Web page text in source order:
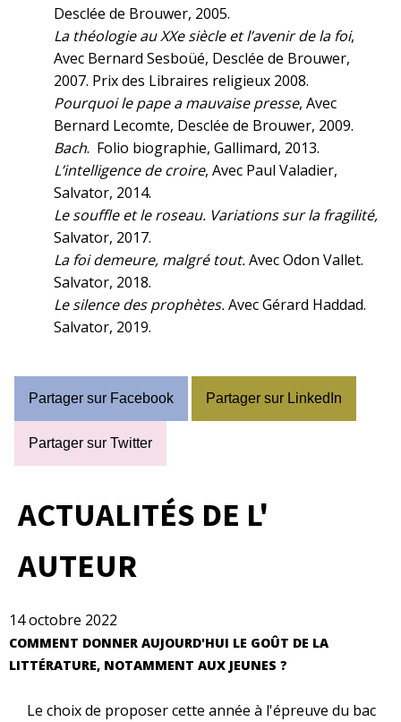
Desclée de Brouwer, 2005.
La théologie au XXe siècle et l’avenir de la foi,
Avec Bernard Sesboüé, Desclée de Brouwer,
2007. Prix des Libraires religieux 2008.
Pourquoi le pape a mauvaise presse, Avec
Bernard Lecomte, Desclée de Brouwer, 2009.
Bach. Folio biographie, Gallimard, 2013.
L’intelligence de croire, Avec Paul Valadier,
Salvator, 2014.
Le souffle et le roseau. Variations sur la fragilité,
Salvator, 2017.
La foi demeure, malgré tout.Avec Odon Vallet.
Salvator, 2018.
Le silence des prophètes.Avec Gérard Haddad.
Salvator, 2019.
Partager sur Facebook Partager sur LinkedIn
Partager sur Twitter
ACTUALITÉS DE L'
AUTEUR
14 octobre 2022
COMMENT DONNER AUJOURD'HUI LE GOÛT DE LA
LITTÉRATURE, NOTAMMENT AUX JEUNES ?
Le choix de proposer cette année à l'épreuve du bac